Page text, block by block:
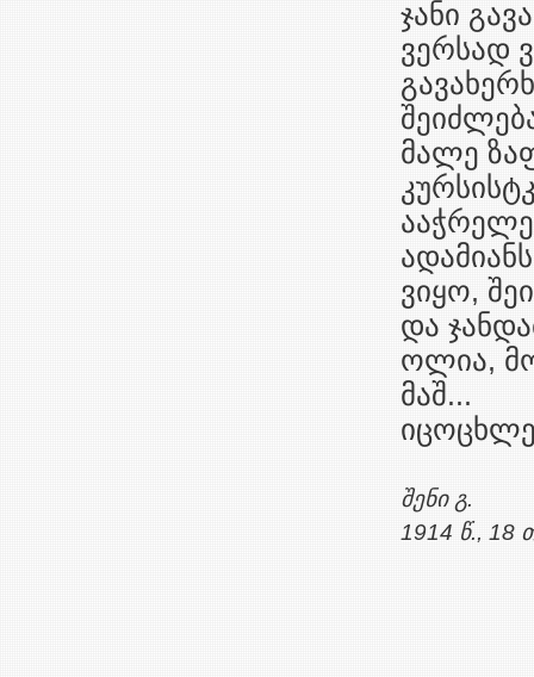
ჯანი
ვერსად
მალე
ვიყო,
და
ოლია,
მაშ...
შენი გ.
1914 წ., 18